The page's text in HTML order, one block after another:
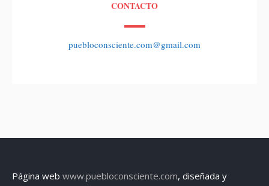
CONTACTO
puebloconsciente.com@gmail.com
Página web www.puebloconsciente.com, diseñada y